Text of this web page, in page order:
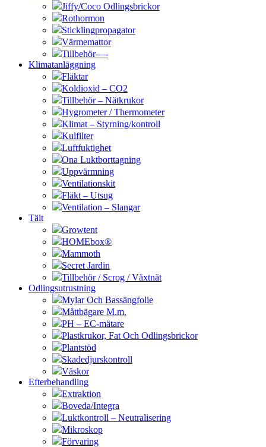
Jiffy/Coco Odlingsbrickor
Rothormon
Sticklingpropagator
Värmemattor
Tillbehör—-
Klimatanläggning
Fläktar
Koldioxid – CO2
Tillbehör – Nätkrukor
Hygrometer / Thermometer
Klimat – Styrning/kontroll
Kulfilter
Luftfuktighet
Ona Luktborttagning
Uppvärmning
Ventilationskit
Fläkt – Utsug
Ventilation – Slangar
Tält
Growtent
HOMEbox®
Mammoth
Secret Jardin
Tillbehör / Scrog / Växtnät
Odlingsutrustning
Mylar Och Bassängfolie
Måttbägare M.m.
PH – EC-mätare
Plastkrukor, Fat Och Odlingsbrickor
Plantstöd
Skadedjurskontroll
Väskor
Efterbehandling
Extraktion
Boveda/Integra
Luktkontroll – Neutralisering
Mikroskop
Förvaring